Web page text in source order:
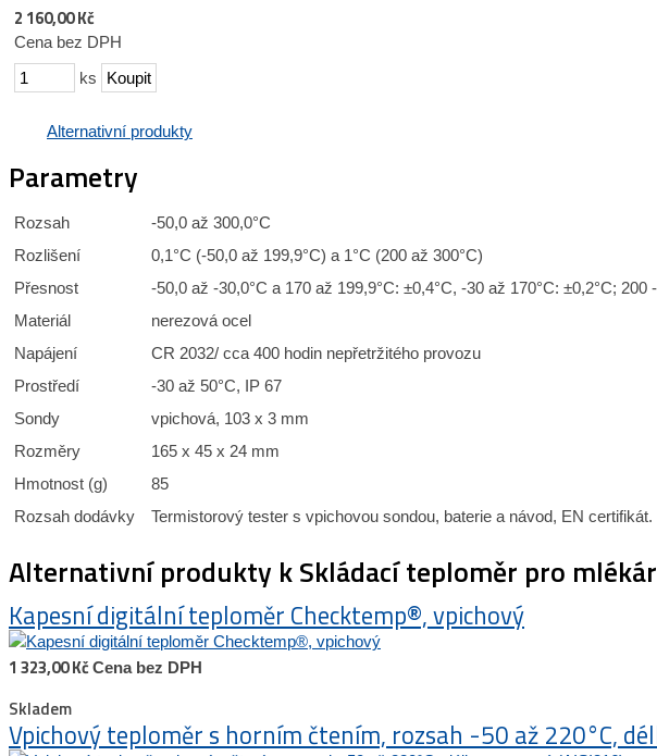
2 160,00 Kč
Cena bez DPH
ks
Alternativní produkty
Parametry
Rozsah
-50,0 až 300,0°C
Rozlišení
0,1°C (-50,0 až 199,9°C) a 1°C (200 až 300°C)
Přesnost
-50,0 až -30,0°C a 170 až 199,9°C: ±0,4°C, -30 až 170°C: ±0,2°C; 200
Materiál
nerezová ocel
Napájení
CR 2032/ cca 400 hodin nepřetržitého provozu
Prostředí
-30 až 50°C, IP 67
Sondy
vpichová, 103 x 3 mm
Rozměry
165 x 45 x 24 mm
Hmotnost (g)
85
Rozsah dodávky
Termistorový tester s vpichovou sondou, baterie a návod, EN certifikát.
Alternativní produkty kSkládací teploměr pro
Kapesní digitální teploměr Checktemp®, vpichový
1 323,00 Kč Cena bez DPH
Skladem
Vpichový teploměr s horním čtením, rozsah -50 až 220°C,